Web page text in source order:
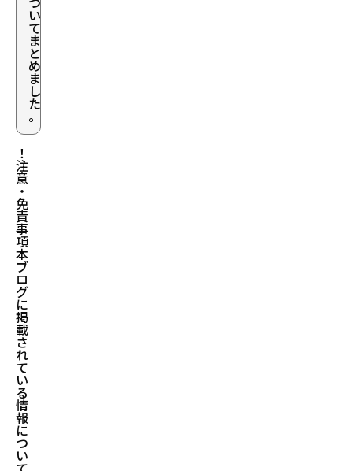
い
て
ま
と
め
ま
し
た
。
！
注
意
・
免
責
事
項
本
ブ
ロ
グ
に
掲
載
さ
れ
て
い
る
情
報
に
つ
い